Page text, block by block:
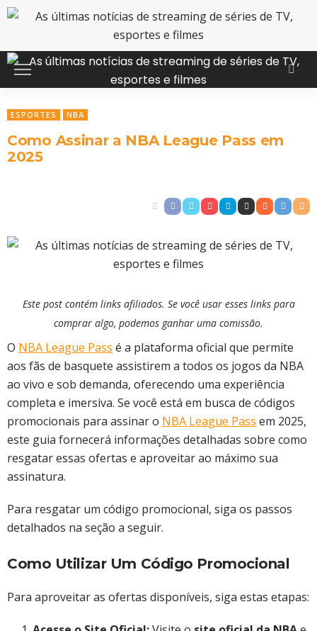
ESPORTES NBA
​Como Assinar a NBA League Pass em
2025
Este post contém links afiliados. Se você usar esses links para
comprar algo, podemos ganhar uma comissão.
​O NBA League Pass é a plataforma oficial que permite
aos fãs de basquete assistirem a todos os jogos da NBA
ao vivo e sob demanda, oferecendo uma experiência
completa e imersiva. Se você está em busca de códigos
promocionais para assinar o NBA League Pass em 2025,
este guia fornecerá informações detalhadas sobre como
resgatar essas ofertas e aproveitar ao máximo sua
assinatura.
Para resgatar um código promocional, siga os passos
detalhados na seção a seguir.​
Como Utilizar Um Código Promocional
Para aproveitar as ofertas disponíveis, siga estas etapas:​